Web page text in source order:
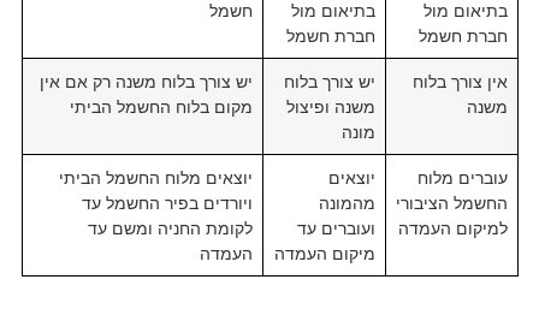
בתיאום מול
חברת חשמל
בתיאום מול
חברת חשמל
חשמל
אין צורך בלוח
משנה
יש צורך בלוח
משנה ופיצול
מונה
יש צורך בלוח משנה רק אם אין
מקום בלוח החשמל הביתי
עוברים מלוח
החשמל הציבורי
למיקום העמדה
יוצאים
מהמונה
ועוברים עד
מיקום העמדה
יוצאים מלוח החשמל הביתי
ויורדים בפיר החשמל עד
לקומת החניה ומשם עד
העמדה